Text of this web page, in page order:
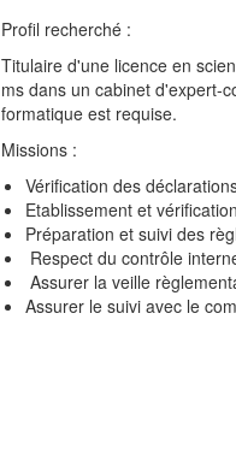
Profil recherché :
Titulaire d'une licence en
ms dans un cabinet d'expert-
formatique est requise.
Missions :
Vérification des
Etablissement et
Préparation et suivi des
Respect du contrôle
Assurer la veille
Assurer le suivi avec le